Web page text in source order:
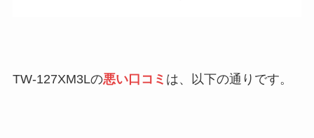
TW-127XM3Lの悪い口コミ は、以下の通りです。